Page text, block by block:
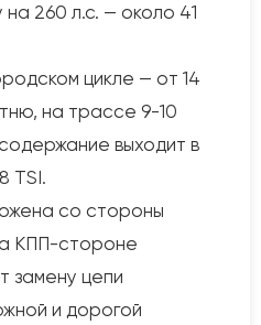
260 л.с. — около 41
цикле — от 14
на трассе 9-10
выходит в
TSI.
со стороны
КПП-стороне
замену цепи
и дорогой